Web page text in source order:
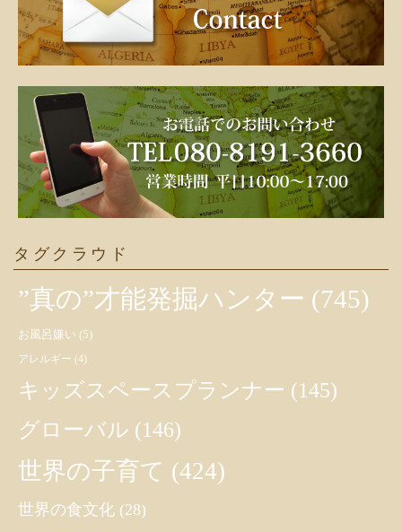
タグクラウド
”真の”才能発掘ハンター (745)
お風呂嫌い (5)
アレルギー (4)
キッズスペースプランナー (145)
グローバル (146)
世界の子育て (424)
世界の食文化 (28)